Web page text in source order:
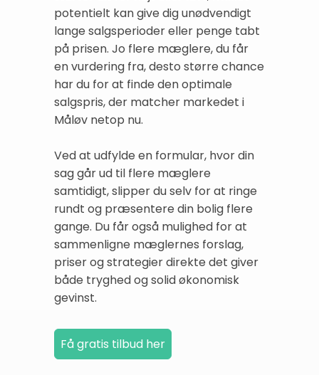
potentielt kan give dig unødvendigt
lange salgsperioder eller penge tabt
på prisen. Jo flere mæglere, du får
en vurdering fra, desto større chance
har du for at finde den optimale
salgspris, der matcher markedet i
Måløv netop nu.
Ved at udfylde en formular, hvor din
sag går ud til flere mæglere
samtidigt, slipper du selv for at ringe
rundt og præsentere din bolig flere
gange. Du får også mulighed for at
sammenligne mæglernes forslag,
priser og strategier direkte det giver
både tryghed og solid økonomisk
gevinst.